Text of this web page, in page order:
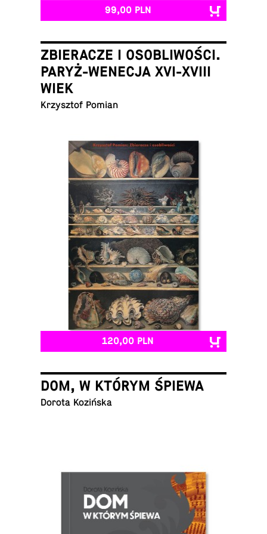
99,00 PLN
ZBIERACZE I OSOBLIWOŚCI.
PARYŻ-WENECJA XVI-XVIII
WIEK
Krzysz­tof Pomian
120,00 PLN
DOM, W KTÓRYM ŚPIEWA
Dorota Kozińska